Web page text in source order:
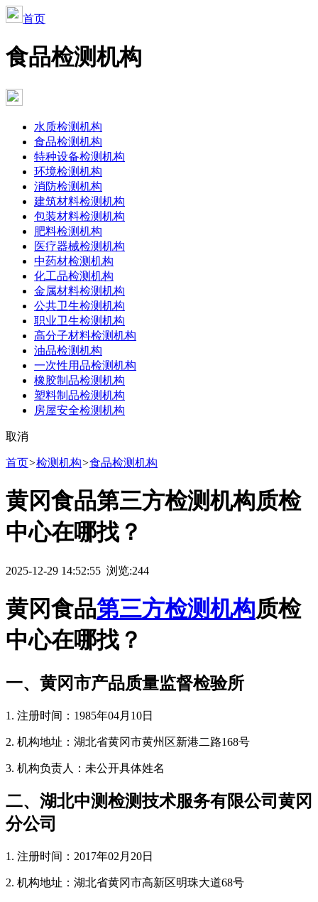
首页
食品检测机构
水质检测机构
食品检测机构
特种设备检测机构
环境检测机构
消防检测机构
建筑材料检测机构
包装材料检测机构
肥料检测机构
医疗器械检测机构
中药材检测机构
化工品检测机构
金属材料检测机构
公共卫生检测机构
职业卫生检测机构
高分子材料检测机构
油品检测机构
一次性用品检测机构
橡胶制品检测机构
塑料制品检测机构
房屋安全检测机构
取消
首页>检测机构>食品检测机构
黄冈食品第三方检测机构质检
中心在哪找？
2025-12-29 14:52:55 浏览:244
黄冈食品第三方检测机构质检
中心在哪找？
一、黄冈市产品质量监督检验所
1. 注册时间：1985年04月10日
2. 机构地址：湖北省黄冈市黄州区新港二路168号
3. 机构负责人：未公开具体姓名
二、湖北中测检测技术服务有限公司黄冈
分公司
1. 注册时间：2017年02月20日
2. 机构地址：湖北省黄冈市高新区明珠大道68号